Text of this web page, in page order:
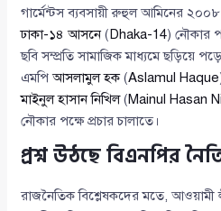
গার্মেন্টস ব্যবসায়ী রুহুল আমিনের
ঢাকা-১৪ আসনে( Dhaka-14) নৌকার
ছবি সম্প্রতি সামাজিক মাধ্যমে ছড়িয়ে
এমপিআসলামুল হক(Aslamul Haque
মাইনুল হাসান নিখিল(Mainul Hasan
নৌকার পক্ষে প্রচার চালাতে।
প্রশ্ন উঠছে বিএনপির
রাজনৈতিক বিশ্লেষকদের মতে, আওয়ামী